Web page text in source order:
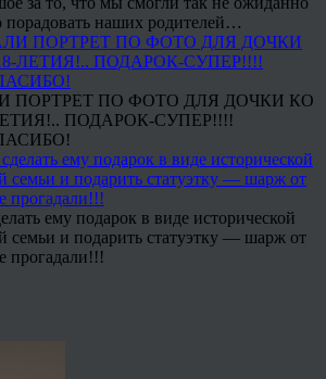
порадовать наших родителей…
ПОРТРЕТ ПО ФОТО ДЛЯ ДОЧКИ КО
ПОДАРОК-СУПЕР!!!!
ему подарок в виде исторической
семьи и подарить статуэтку — шарж от
прогадали!!!